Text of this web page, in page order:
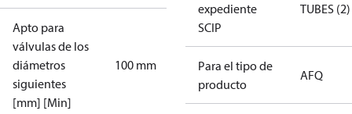
Apto para
válvulas de los
diámetros
siguientes
[mm] [Min]
100 mm
expediente
SCIP
TUBES (2)
Para el tipo de
producto
AFQ